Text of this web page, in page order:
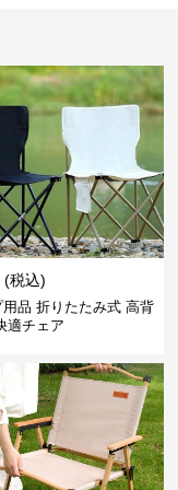
(税込)
用品 折りたたみ式 高背
適チェア